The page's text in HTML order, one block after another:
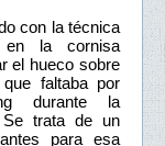
con la técnica
en la cornisa
el hueco sobre
faltaba por
durante la
Se trata de un
para esa